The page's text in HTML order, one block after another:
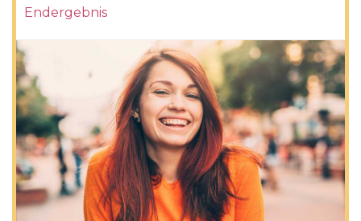
Endergebnis